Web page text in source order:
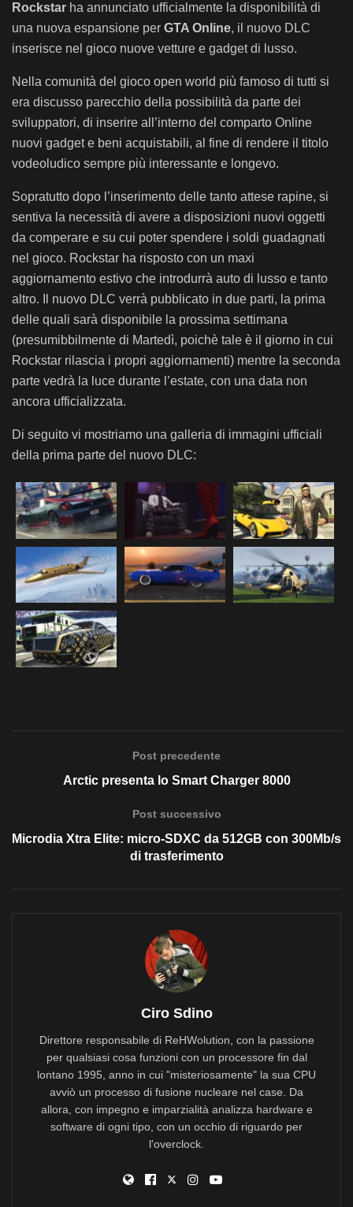
Rockstar ha annunciato ufficialmente la disponibilità di
una nuova espansione per GTA Online, il nuovo DLC
inserisce nel gioco nuove vetture e gadget di lusso.
Nella comunità del gioco open world più famoso di tutti si
era discusso parecchio della possibilità da parte dei
sviluppatori, di inserire all’interno del comparto Online
nuovi gadget e beni acquistabili, al fine di rendere il titolo
vodeoludico sempre più interessante e longevo.
Sopratutto dopo l’inserimento delle tanto attese rapine, si
sentiva la necessità di avere a disposizioni nuovi oggetti
da comperare e su cui poter spendere i soldi guadagnati
nel gioco. Rockstar ha risposto con un maxi
aggiornamento estivo che introdurrà auto di lusso e tanto
altro. Il nuovo DLC verrà pubblicato in due parti, la prima
delle quali sarà disponibile la prossima settimana
(presumibbilmente di Martedì, poichè tale è il giorno in cui
Rockstar rilascia i propri aggiornamenti) mentre la seconda
parte vedrà la luce durante l’estate, con una data non
ancora ufficializzata.
Di seguito vi mostriamo una galleria di immagini ufficiali
della prima parte del nuovo DLC:
Post precedente
Arctic presenta lo Smart Charger 8000
Post successivo
Microdia Xtra Elite: micro-SDXC da 512GB con 300Mb/s
di trasferimento
Ciro Sdino
Direttore responsabile di ReHWolution, con la passione
per qualsiasi cosa funzioni con un processore fin dal
lontano 1995, anno in cui "misteriosamente" la sua CPU
avviò un processo di fusione nucleare nel case. Da
allora, con impegno e imparzialità analizza hardware e
software di ogni tipo, con un occhio di riguardo per
l'overclock.